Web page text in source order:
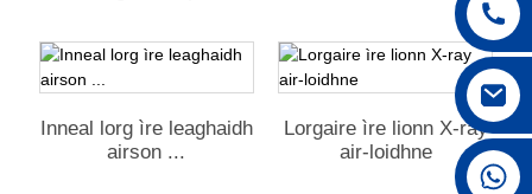
Inneal lorg ìre leaghaidh
airson ...
Lorgaire ìre lionn X-ray
air-loidhne